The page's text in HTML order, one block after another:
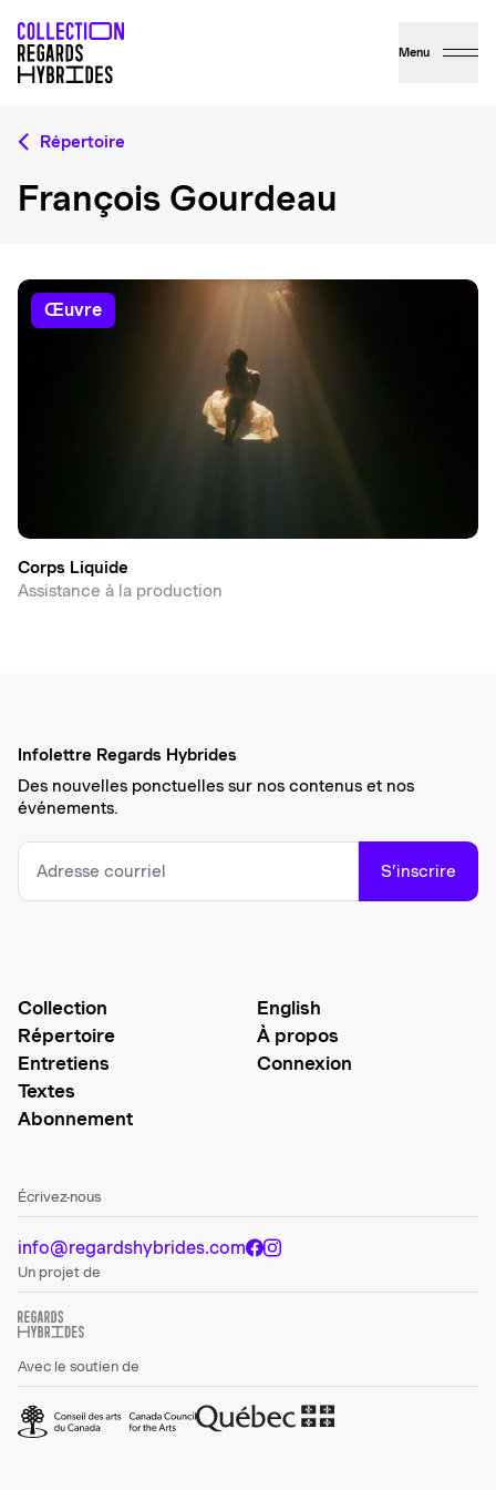
Menu
Répertoire
François Gourdeau
œuvre
Corps Liquide
Assistance à la production
Infolettre Regards Hybrides
Des nouvelles ponctuelles sur nos contenus et nos
événements.
S’inscrire
Collection
Répertoire
Entretiens
Textes
Abonnement
English
À propos
Connexion
Écrivez-nous
info@regardshybrides.com
Un projet de
Avec le soutien de